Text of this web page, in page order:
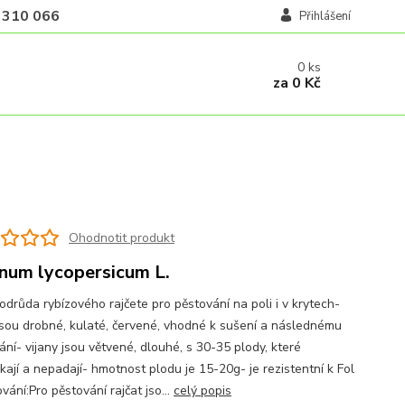
Přihlášení
066
0ks
za 0 Kč
Ohodnotit produkt
lycopersicum L.
rybízového rajčete pro pěstování na poli i v krytech-
drobné, kulaté, červené, vhodné k sušení a následnému
vijany jsou větvené, dlouhé, s 30-35 plody, které
a nepadají- hmotnost plodu je 15-20g- je rezistentní k Fol
pěstování rajčat jso... celý popis